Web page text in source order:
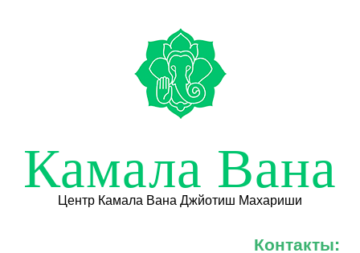
Камала Вана
Центр Камала Вана Джйотиш Махариши
Контакты: